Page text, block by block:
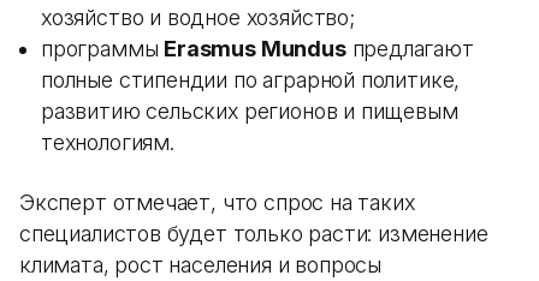
хозяйство и водное хозяйство;
программы Erasmus Mundusпредлагают
полные стипендии по аграрной политике,
развитию сельских регионов и пищевым
технологиям.
Эксперт отмечает, что спрос на таких
специалистов будет только расти: изменение
климата, рост населения и вопросы